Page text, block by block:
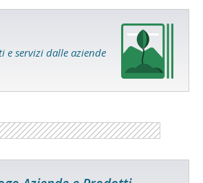
e servizi dalle aziende